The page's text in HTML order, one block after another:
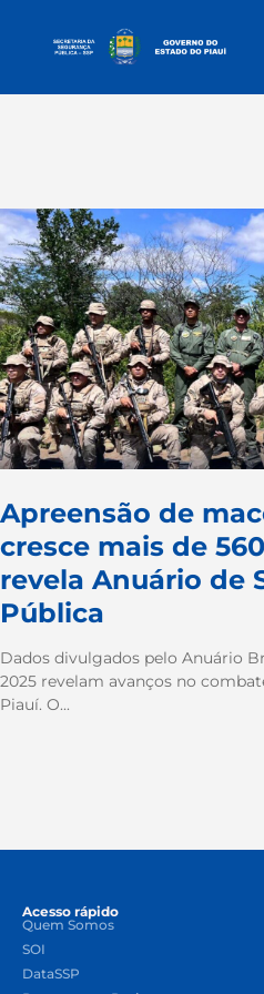
Maconha
Apreensão de
cresce mais de
revela Anuário de
Pública
Dados divulgados pelo Anuário
2025 revelam avanços no
Piauí. O...
Acesso rápido
Quem Somos
SOI
DataSSP